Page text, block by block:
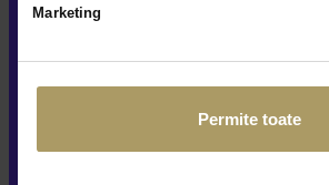
Marketing
Permite toate